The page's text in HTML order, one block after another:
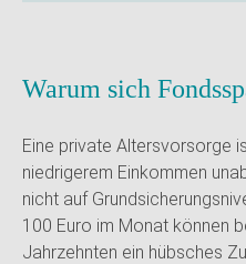
Warum sich
Eine private Altersvorsorge
niedrigerem Einkommen
nicht auf
100 Euro im Monat können
Jahrzehnten ein hübsches